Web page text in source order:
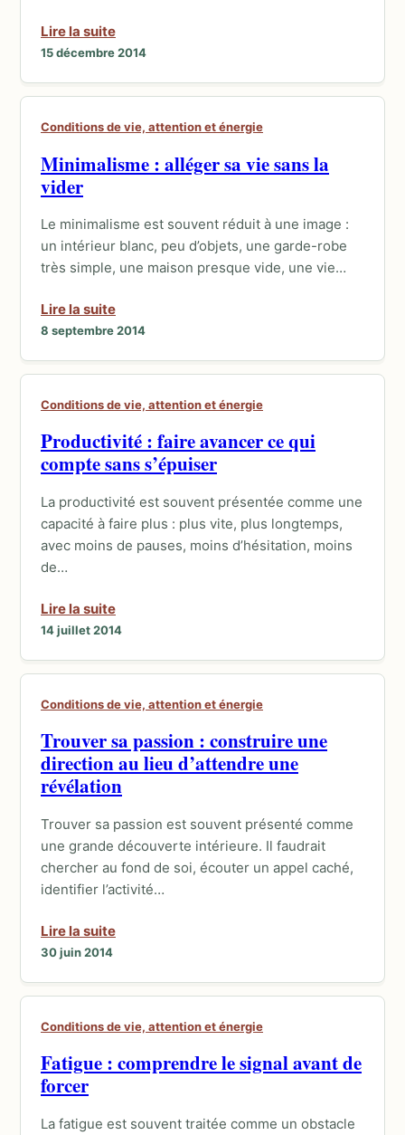
Lire la suite
15 décembre 2014
Conditions de vie, attention et énergie
Minimalisme : alléger sa vie sans la
vider
Le minimalisme est souvent réduit à une image :
un intérieur blanc, peu d’objets, une garde-robe
très simple, une maison presque vide, une vie…
Lire la suite
8 septembre 2014
Conditions de vie, attention et énergie
Productivité : faire avancer ce qui
compte sans s’épuiser
La productivité est souvent présentée comme une
capacité à faire plus : plus vite, plus longtemps,
avec moins de pauses, moins d’hésitation, moins
de…
Lire la suite
14 juillet 2014
Conditions de vie, attention et énergie
Trouver sa passion : construire une
direction au lieu d’attendre une
révélation
Trouver sa passion est souvent présenté comme
une grande découverte intérieure. Il faudrait
chercher au fond de soi, écouter un appel caché,
identifier l’activité…
Lire la suite
30 juin 2014
Conditions de vie, attention et énergie
Fatigue : comprendre le signal avant de
forcer
La fatigue est souvent traitée comme un obstacle